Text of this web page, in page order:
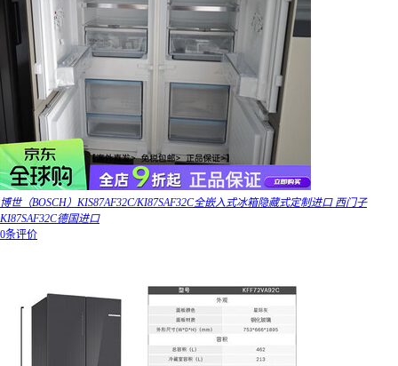
博世（BOSCH）KIS87AF32C/KI87SAF32C全嵌入式冰箱隐藏式定制进口 西门子
KI87SAF32C德国进口
0条评价